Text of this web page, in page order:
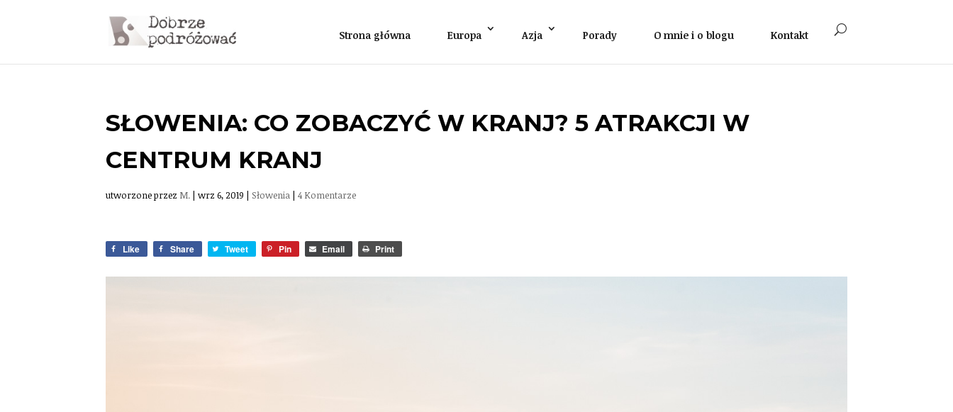
Strona główna Europa Azja Porady O mnie i o blogu Kontakt
SŁOWENIA: CO ZOBACZYĆ W KRANJ? 5 ATRAKCJI W
CENTRUM KRANJ
utworzone przez M. |wrz 6, 2019 | Słowenia |4 Komentarze
Like Share Tweet Pin Email Print